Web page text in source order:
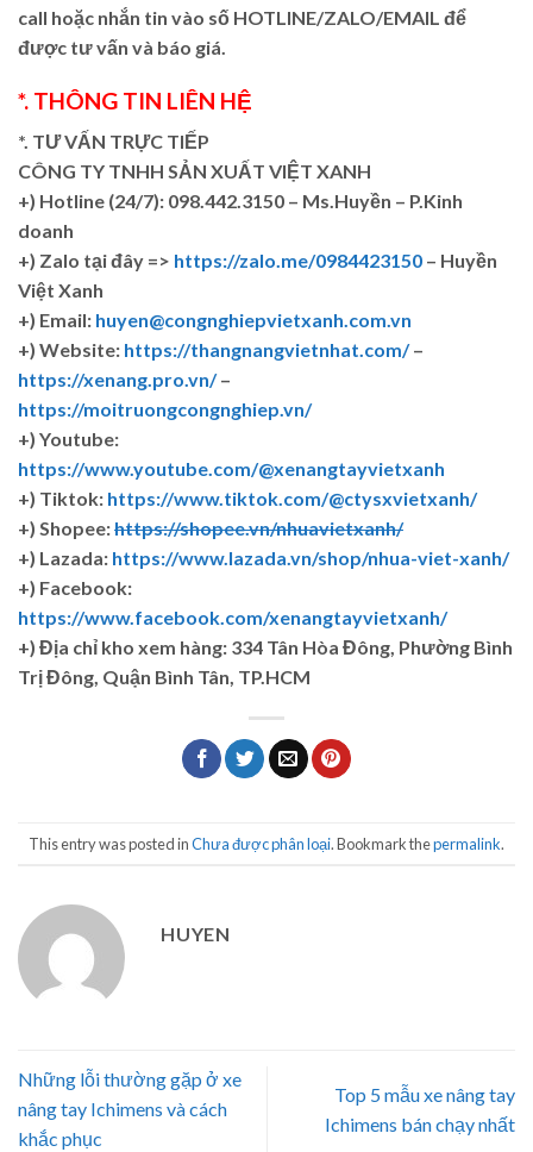
call hoặc nhắn tin vào số HOTLINE/ZALO/EMAIL để
được tư vấn và báo giá.
*. THÔNG TIN LIÊN HỆ
*. TƯ VẤN TRỰC TIẾP
CÔNG TY TNHH SẢN XUẤT VIỆT XANH
+) Hotline (24/7): 098.442.3150 – Ms.Huyền – P.Kinh
doanh
+) Zalo tại đây => https://zalo.me/0984423150 – Huyền
Việt Xanh
+) Email: huyen@congnghiepvietxanh.com.vn
+) Website: https://thangnangvietnhat.com/–
https://xenang.pro.vn/–
https://moitruongcongnghiep.vn/
+) Youtube:
https://www.youtube.com/@xenangtayvietxanh
+) Tiktok: https://www.tiktok.com/@ctysxvietxanh/
+) Shopee:https://shopee.vn/nhuavietxanh/
+) Lazada: https://www.lazada.vn/shop/nhua-viet-xanh/
+) Facebook:
https://www.facebook.com/xenangtayvietxanh/
+) Địa chỉ kho xem hàng: 334 Tân Hòa Đông, Phường Bình
Trị Đông, Quận Bình Tân, TP.HCM
This entry was posted inChưa được phân loại. Bookmark thepermalink.
HUYEN
Những lỗi thường gặp ở xe
nâng tay Ichimens và cách
khắc phục
Top 5 mẫu xe nâng tay
Ichimens bán chạy nhất